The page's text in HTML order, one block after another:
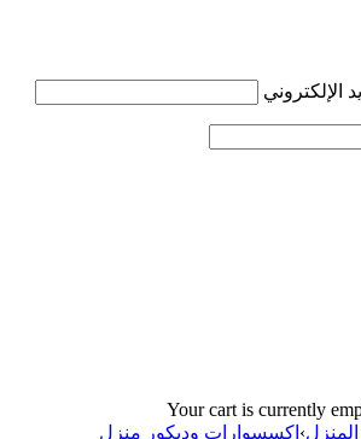
الإلكتروني
Your cart is currently
› اكسسوارات وديكور منزل